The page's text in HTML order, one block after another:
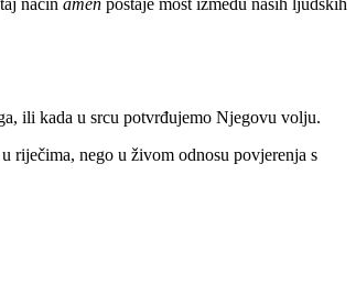
način amen postaje most između naših ljudskih
ili kada u srcu potvrđujemo Njegovu volju.
riječima, nego u živom odnosu povjerenja s